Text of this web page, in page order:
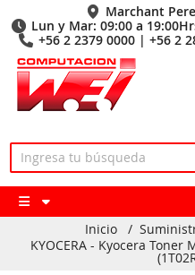
Marchant
Lun y Mar: 09:00 a
+56 2 2379 0000 | +56 2
Inicio /
KYOCERA - Kyocera Toner